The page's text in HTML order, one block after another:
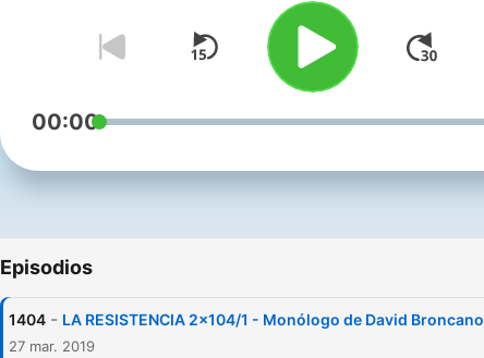
00:00
Episodios
1404 - LA RESISTENCIA 2x104/1 - Monólogo de David Broncano
27 mar. 2019